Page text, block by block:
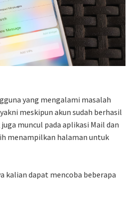
yang mengalami masalah
meskipun akun sudah berhasil
muncul pada aplikasi Mail dan
menampilkan halaman untuk
kalian dapat mencoba beberapa